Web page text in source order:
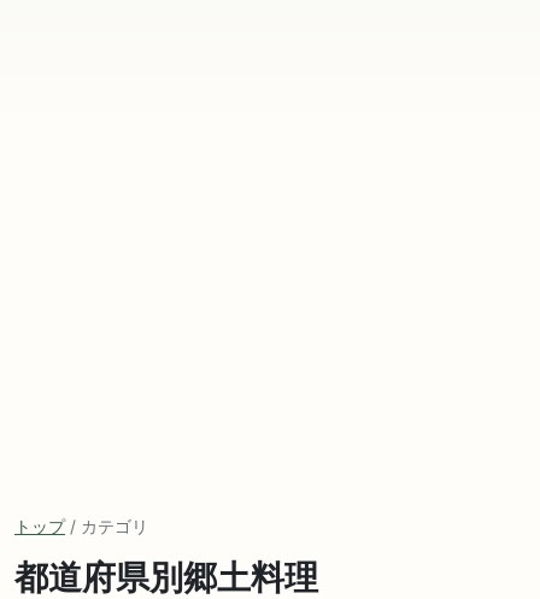
トップ/ カテゴリ
都道府県別郷土料理